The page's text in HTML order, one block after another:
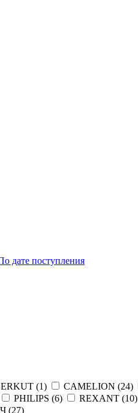
дате поступления
(1) CAMELION (24)
PHILIPS (6) REXANT (10)
(27)